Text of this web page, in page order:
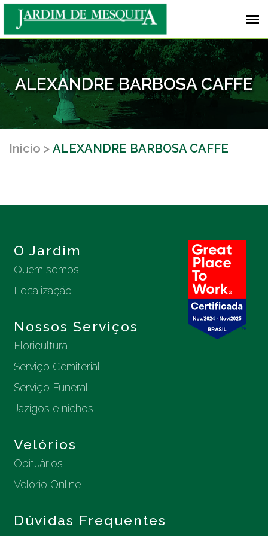
ALEXANDRE BARBOSA CAFFE
Inicio ALEXANDRE BARBOSA CAFFE
O Jardim
Quem somos
Localização
Nossos Serviços
Floricultura
Serviço Cemiterial
Serviço Funeral
Jazigos e nichos
Velórios
Obituários
Velório Online
Dúvidas Frequentes